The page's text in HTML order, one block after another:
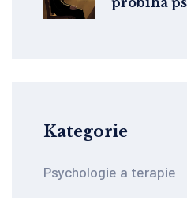
Kategorie
Psychologie a terapie